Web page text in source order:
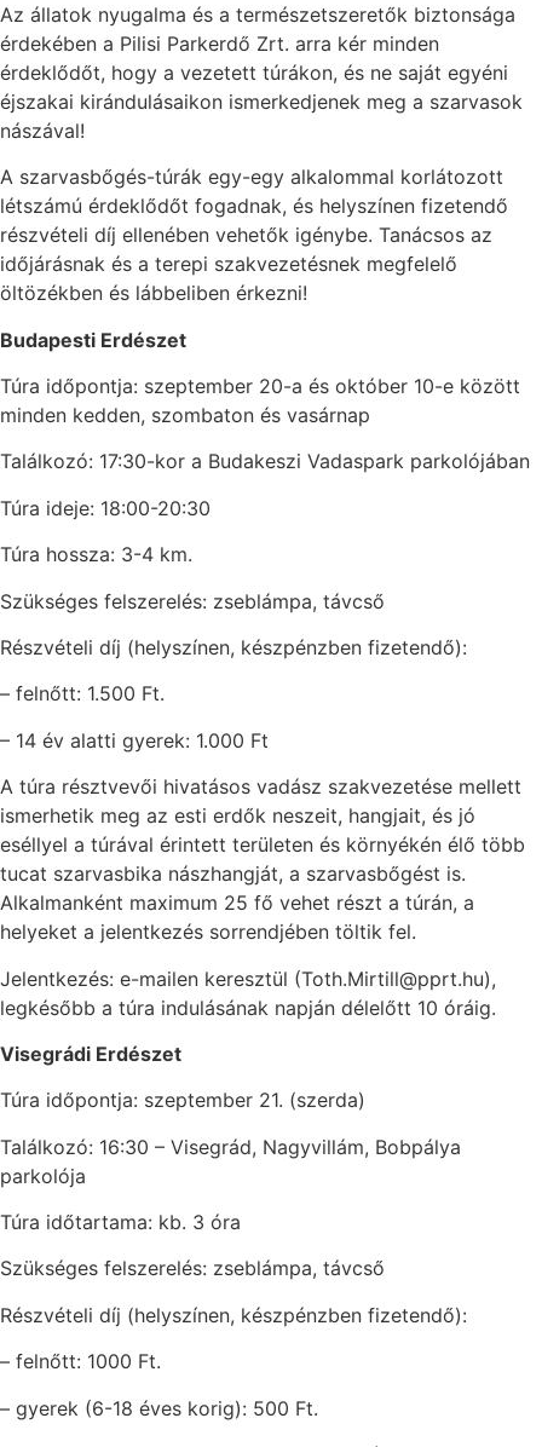
Az állatok nyugalma és a természetszeretők biztonsága
érdekében a Pilisi Parkerdő Zrt. arra kér minden
érdeklődőt, hogy a vezetett túrákon, és ne saját egyéni
éjszakai kirándulásaikon ismerkedjenek meg a szarvasok
nászával!
A szarvasbőgés-túrák egy-egy alkalommal korlátozott
létszámú érdeklődőt fogadnak, és helyszínen fizetendő
részvételi díj ellenében vehetők igénybe. Tanácsos az
időjárásnak és a terepi szakvezetésnek megfelelő
öltözékben és lábbeliben érkezni!
Budapesti Erdészet
Túra időpontja: szeptember 20-a és október 10-e között
minden kedden, szombaton és vasárnap
Találkozó: 17:30-kor a Budakeszi Vadaspark parkolójában
Túra ideje: 18:00-20:30
Túra hossza: 3-4 km.
Szükséges felszerelés: zseblámpa, távcső
Részvételi díj (helyszínen, készpénzben fizetendő):
– felnőtt: 1.500 Ft.
– 14 év alatti gyerek: 1.000 Ft
A túra résztvevői hivatásos vadász szakvezetése mellett
ismerhetik meg az esti erdők neszeit, hangjait, és jó
eséllyel a túrával érintett területen és környékén élő több
tucat szarvasbika nászhangját, a szarvasbőgést is.
Alkalmanként maximum 25 fő vehet részt a túrán, a
helyeket a jelentkezés sorrendjében töltik fel.
Jelentkezés: e-mailen keresztül (Toth.Mirtill@pprt.hu),
legkésőbb a túra indulásának napján délelőtt 10 óráig.
Visegrádi Erdészet
Túra időpontja: szeptember 21. (szerda)
Találkozó: 16:30 – Visegrád, Nagyvillám, Bobpálya
parkolója
Túra időtartama: kb. 3 óra
Szükséges felszerelés: zseblámpa, távcső
Részvételi díj (helyszínen, készpénzben fizetendő):
– felnőtt: 1000 Ft.
– gyerek (6-18 éves korig): 500 Ft.